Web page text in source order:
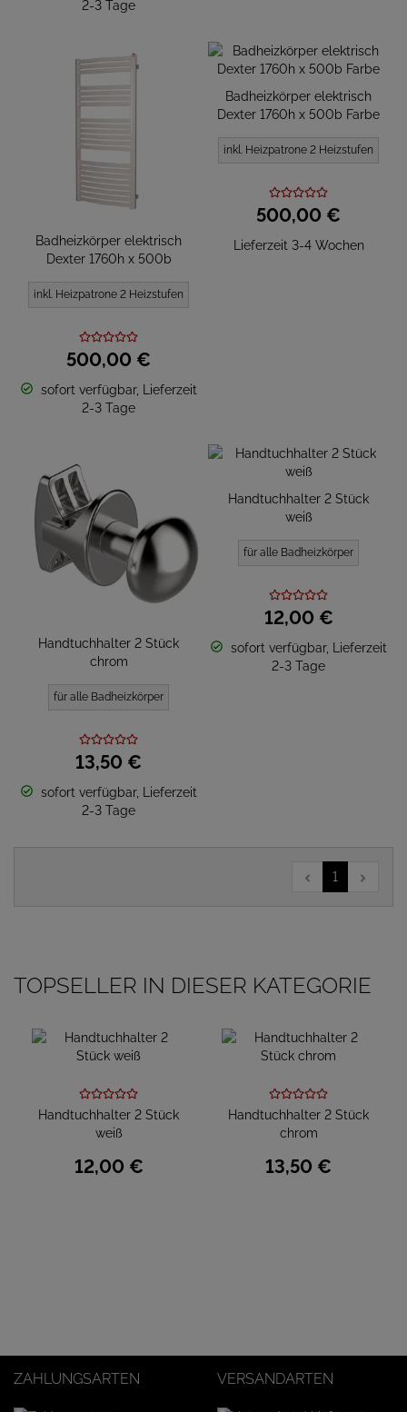
2-3 Tage
Badheizkörper elektrisch
Dexter 1760h x 500b
inkl. Heizpatrone 2 Heizstufen
500,00 €
sofort verfügbar, Lieferzeit
2-3 Tage
Badheizkörper elektrisch
Dexter 1760h x 500b Farbe
inkl. Heizpatrone 2 Heizstufen
500,00 €
Lieferzeit 3-4 Wochen
Handtuchhalter 2 Stück
chrom
für alle Badheizkörper
13,50 €
sofort verfügbar, Lieferzeit
2-3 Tage
Handtuchhalter 2 Stück
weiß
für alle Badheizkörper
12,00 €
sofort verfügbar, Lieferzeit
2-3 Tage
1
TOPSELLER IN DIESER KATEGORIE
Handtuchhalter 2 Stück
weiß
12,00 €
Handtuchhalter 2 Stück
chrom
13,50 €
ZAHLUNGSARTEN VERSANDARTEN